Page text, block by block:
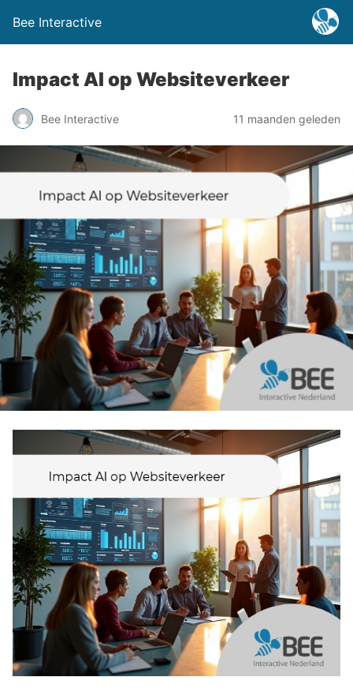
Bee Interactive
Impact AI op Websiteverkeer
Bee Interactive 11 maanden geleden